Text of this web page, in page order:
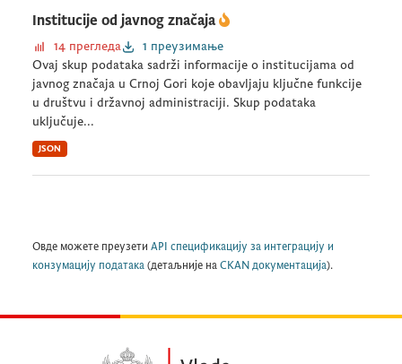
Institucije od javnog značaja
14 прегледа
1 преузимање
Ovaj skup podataka sadrži informacije o institucijama od
javnog značaja u Crnoj Gori koje obavljaju ključne funkcije
u društvu i državnoj administraciji. Skup podataka
uključuje...
JSON
Овде можете преузети API спецификацију за интеграцију и
конзумацију података (детаљније на CKAN документација).